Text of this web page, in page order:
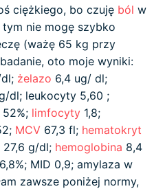
ciężkiego, bo czuję ból w
nie mogę szybko
(ważę 65 kg przy
oto moje wyniki:
żelazo 6,4 ug/ dl;
dl; leukocyty 5,60 ;
limfocyty 1,8;
MCV 67,3 fl; hematokryt
27,6 g/dl; hemoglobina 8,4
MID 0,9; amylaza w
zawsze poniżej normy,